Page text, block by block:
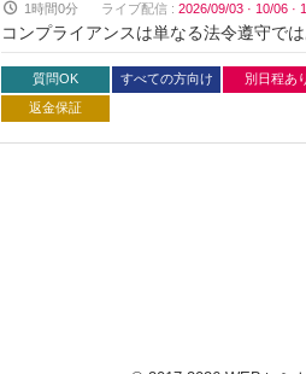
1時間0分 ライブ配信 : 2026/09/03 · 10/06 ·
コンプライアンスは単なる法令遵守で
アンスの本質と実践的なアプローチを
使える具体的な手法までをコンパクト
質問OK すべての方向け
別日程あ
返金保証